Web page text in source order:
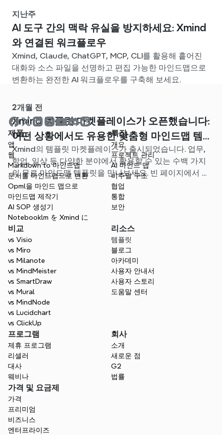
지난주
AI 도구 간의 맥락 유실을 방지하세요: Xmind
와 연결된 워크플로우
Xmind, Claude, ChatGPT, MCP, CLI를 활용해 흩어진
대화와 소스 파일을 선명하고 편집 가능한 마인드맵으로
변환하는 완전한 AI 워크플로우를 구축해 보세요.
2개월 전
Xmind 템플릿 마켓플레이스가 오픈했습니다:
어떤 상황에서도 유용한 맞춤형 마인드맵 템
플릿을 찾아보세요
Xmind의 템플릿 마켓플레이스가 출시되었습니다. 업무,
학업, 일상 등 다양한 분야에서 활용할 수 있는 수백 가지
의 무료 마인드맵 템플릿을 만나보세요. 빈 페이지에서 고
민할 필요 없이, 나에게 딱 맞는 시작점을 찾아보세요.
제품
앱
웹
Markdown to 마인드맵
문서를 마인드맵으로 변환
Opml을 마인드 맵으로
마인드맵 제작기
AI SOP 생성기
Notebooklm を Xmind に
특징
개요
프로젝트 관리
AI 마인드 맵
비주얼 구조
협업
통합
보안
비교
vs Visio
vs Miro
vs Milanote
vs MindMeister
vs SmartDraw
vs Mural
vs MindNode
vs Lucidchart
vs ClickUp
리소스
템플릿
블로그
아카데미
사용자 안내서
사용자 스토리
도움말 센터
프로그램
제휴 프로그램
리셀러
대사
웨비나
회사
소개
새로운 점
G2
법률
가격 및 요금제
가격
프리미엄
비즈니스
엔터프라이즈